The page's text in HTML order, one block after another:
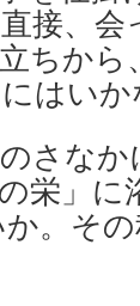
接、
ちか
はい
さな
栄」
。そ